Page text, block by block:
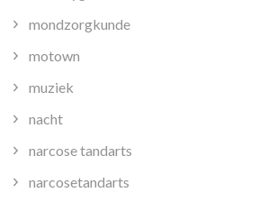
mondzorgkunde
motown
muziek
nacht
narcose tandarts
narcosetandarts